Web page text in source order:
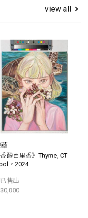
view all
香醇百里香》Thyme, CT
，2024
售出